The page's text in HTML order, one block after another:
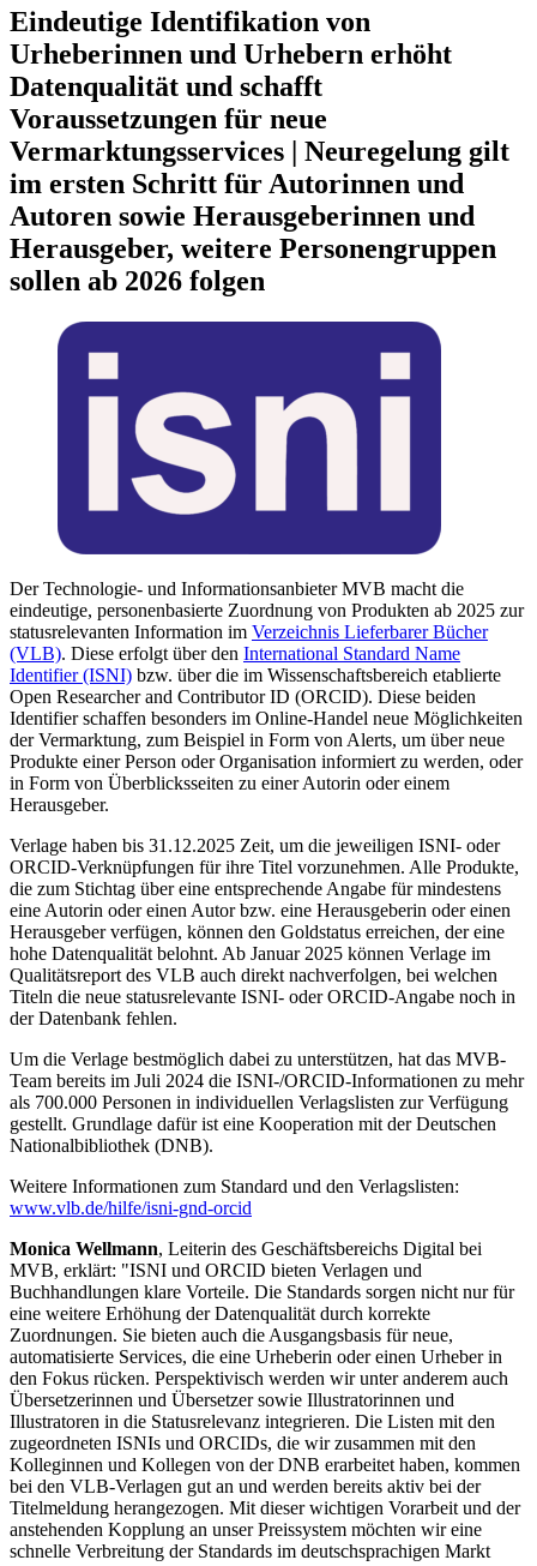
Eindeutige Identifikation von
Urheberinnen und Urhebern erhöht
Datenqualität und schafft
Voraussetzungen für neue
Vermarktungsservices | Neuregelung gilt
im ersten Schritt für Autorinnen und
Autoren sowie Herausgeberinnen und
Herausgeber, weitere Personengruppen
sollen ab 2026 folgen
Der Technologie- und Informationsanbieter MVB macht die
eindeutige, personenbasierte Zuordnung von Produkten ab 2025 zur
statusrelevanten Information im Verzeichnis Lieferbarer Bücher
(VLB). Diese erfolgt über den International Standard Name
Identifier (ISNI) bzw. über die im Wissenschaftsbereich etablierte
Open Researcher and Contributor ID (ORCID). Diese beiden
Identifier schaffen besonders im Online-Handel neue Möglichkeiten
der Vermarktung, zum Beispiel in Form von Alerts, um über neue
Produkte einer Person oder Organisation informiert zu werden, oder
in Form von Überblicksseiten zu einer Autorin oder einem
Herausgeber.
Verlage haben bis 31.12.2025 Zeit, um die jeweiligen ISNI- oder
ORCID-Verknüpfungen für ihre Titel vorzunehmen. Alle Produkte,
die zum Stichtag über eine entsprechende Angabe für mindestens
eine Autorin oder einen Autor bzw. eine Herausgeberin oder einen
Herausgeber verfügen, können den Goldstatus erreichen, der eine
hohe Datenqualität belohnt. Ab Januar 2025 können Verlage im
Qualitätsreport des VLB auch direkt nachverfolgen, bei welchen
Titeln die neue statusrelevante ISNI- oder ORCID-Angabe noch in
der Datenbank fehlen.
Um die Verlage bestmöglich dabei zu unterstützen, hat das MVB-
Team bereits im Juli 2024 die ISNI-/ORCID-Informationen zu mehr
als 700.000 Personen in individuellen Verlagslisten zur Verfügung
gestellt. Grundlage dafür ist eine Kooperation mit der Deutschen
Nationalbibliothek (DNB).
Weitere Informationen zum Standard und den Verlagslisten:
www.vlb.de/hilfe/isni-gnd-orcid
Monica Wellmann, Leiterin des Geschäftsbereichs Digital bei
MVB, erklärt: "ISNI und ORCID bieten Verlagen und
Buchhandlungen klare Vorteile. Die Standards sorgen nicht nur für
eine weitere Erhöhung der Datenqualität durch korrekte
Zuordnungen. Sie bieten auch die Ausgangsbasis für neue,
automatisierte Services, die eine Urheberin oder einen Urheber in
den Fokus rücken. Perspektivisch werden wir unter anderem auch
Übersetzerinnen und Übersetzer sowie Illustratorinnen und
Illustratoren in die Statusrelevanz integrieren. Die Listen mit den
zugeordneten ISNIs und ORCIDs, die wir zusammen mit den
Kolleginnen und Kollegen von der DNB erarbeitet haben, kommen
bei den VLB-Verlagen gut an und werden bereits aktiv bei der
Titelmeldung herangezogen. Mit dieser wichtigen Vorarbeit und der
anstehenden Kopplung an unser Preissystem möchten wir eine
schnelle Verbreitung der Standards im deutschsprachigen Markt